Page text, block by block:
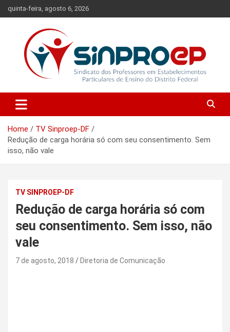
to
quinta-feira, agosto 6, 2026
Sinproep-DF
Ensino do Distrito Federal
Home
TV Sinproep-DF
Redução de carga horária só com seu consentimento. Sem
isso, não vale
TV SINPROEP-DF
Redução de carga horária só com
seu consentimento. Sem isso, não
vale
7 de agosto, 2018 Diretoria de Comunicação